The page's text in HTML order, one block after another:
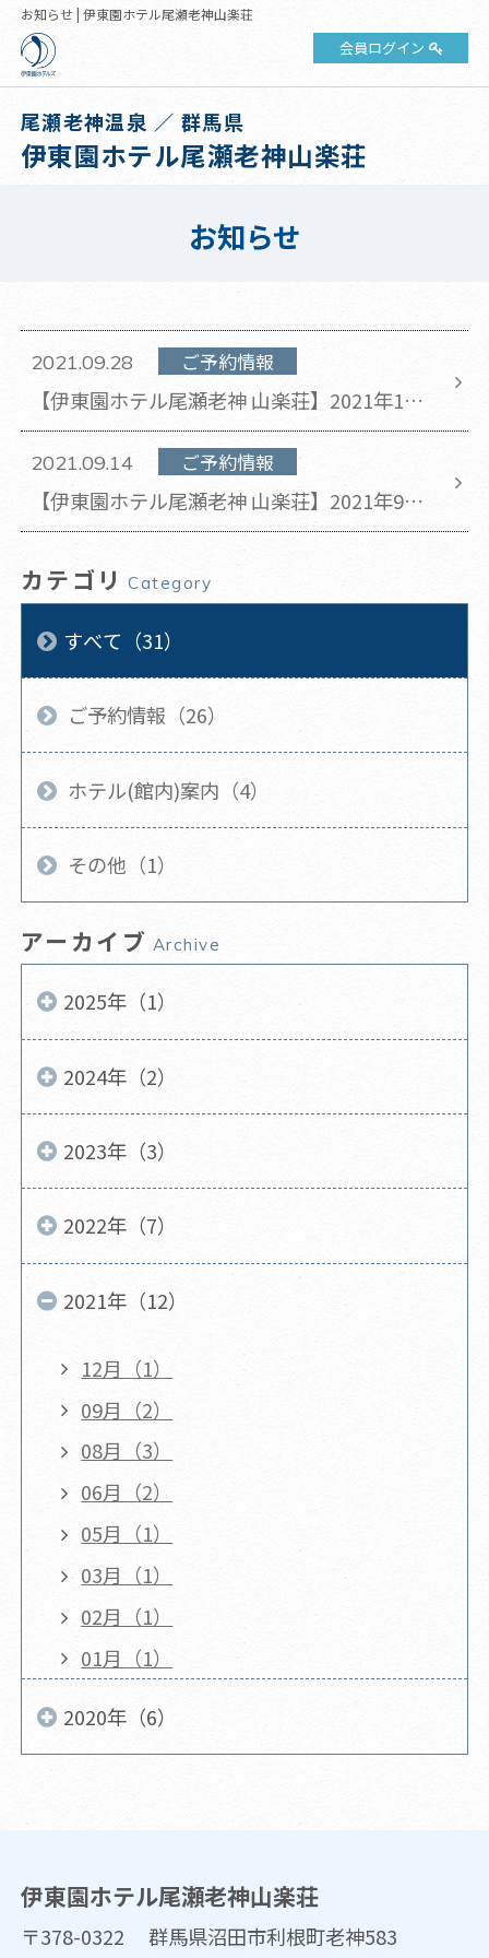
お知らせ | 伊東園ホテル尾瀬老神山楽荘
会員ログイン
尾瀬老神温泉 ／ 群馬県
伊東園ホテル尾瀬老神山楽荘
お知らせ
2021.09.28 ご予約情報
【伊東園ホテル尾瀬老神 山楽荘】2021年10
月の休館日のお知らせ(2021年9月28日 更新)
2021.09.14 ご予約情報
【伊東園ホテル尾瀬老神 山楽荘】2021年9月
の休館日のお知らせ(2021年9月14日 更新)
カテゴリ Category
すべて（31）
ご予約情報（26）
ホテル(館内)案内（4）
その他（1）
アーカイブ Archive
2025年（1）
2024年（2）
2023年（3）
2022年（7）
2021年（12）
12月（1）
09月（2）
08月（3）
06月（2）
05月（1）
03月（1）
02月（1）
01月（1）
2020年（6）
伊東園ホテル尾瀬老神山楽荘
〒378-0322 群馬県沼田市利根町老神583